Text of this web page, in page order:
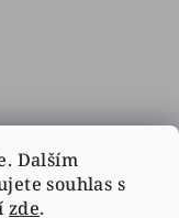
Dalším
souhlas s
zde.